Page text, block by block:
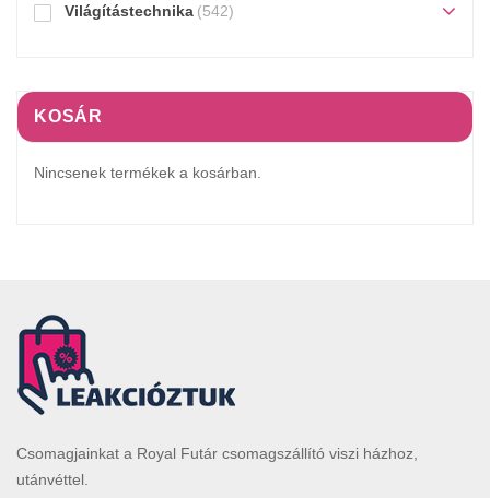
Világítástechnika (542)
KOSÁR
Nincsenek termékek a kosárban.
Csomagjainkat a Royal Futár csomagszállító viszi házhoz,
utánvéttel.